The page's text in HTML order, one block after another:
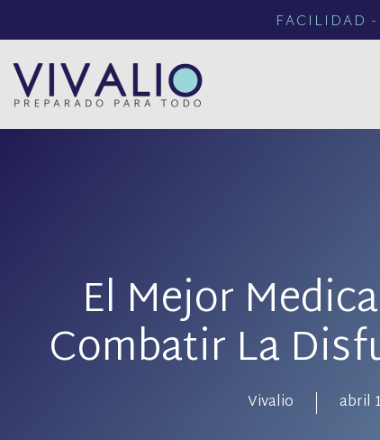
FACILIDAD -
El Mejor
Combatir La
Vivalio abril